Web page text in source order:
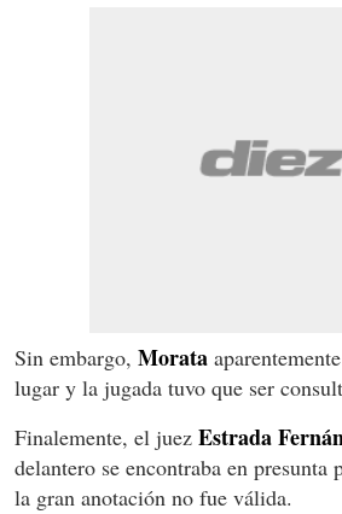
Sin embargo, Morata
lugar y la jugada tuvo que ser
Finalemente, el juez Estrada
delantero se encontraba en presunta
la gran anotación no fue válida.